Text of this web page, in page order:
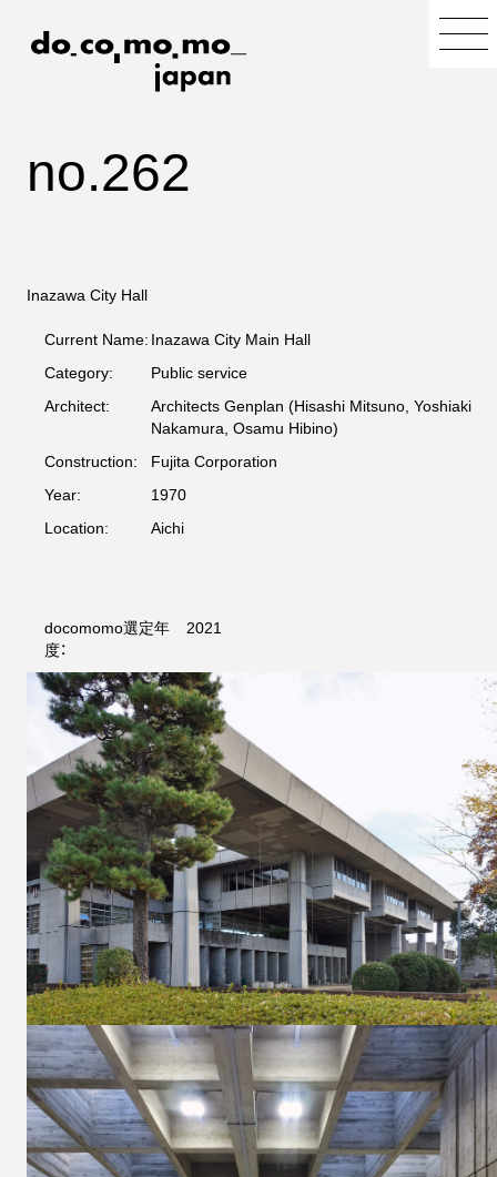
no.262
Inazawa City Hall
Current Name: Inazawa City Main Hall
Category:
Public service
Architect:
Architects Genplan (Hisashi Mitsuno, Yoshiaki
Nakamura, Osamu Hibino)
Construction:
Fujita Corporation
Year:
1970
Location:
Aichi
docomomo選定年
度：
2021